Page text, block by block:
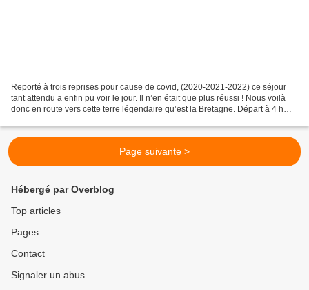
Reporté à trois reprises pour cause de covid, (2020-2021-2022) ce séjour
tant attendu a enfin pu voir le jour. Il n’en était que plus réussi ! Nous voilà
donc en route vers cette terre légendaire qu’est la Bretagne. Départ à 4 h
Page suivante >
Hébergé par Overblog
Top articles
Pages
Contact
Signaler un abus